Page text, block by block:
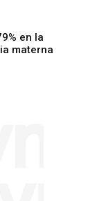
en la
materna